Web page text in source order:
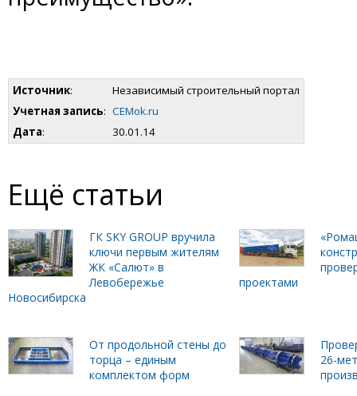
Источник:
Независимый строительный портал
Учетная запись: CEMok.ru
Дата: 30.01.14
Ещё статьи
ГК SKY GROUP вручила
ключи первым жителям
ЖК «Салют» в
Левобережье
Новосибирска
проектами
От продольной стены до
торца – единым
комплектом форм
26-